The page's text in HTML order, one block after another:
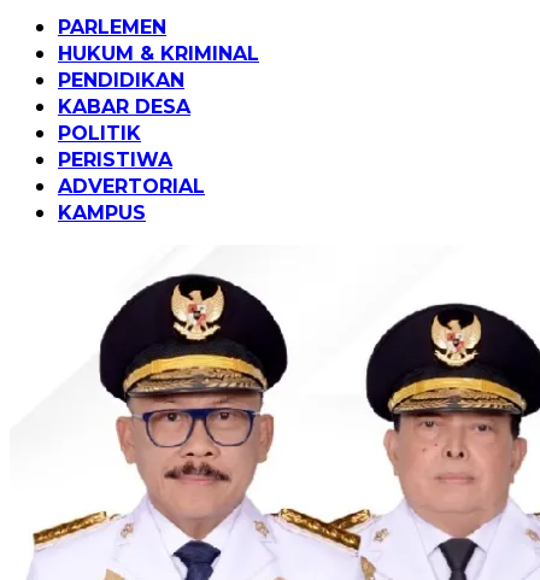
PARLEMEN
HUKUM & KRIMINAL
PENDIDIKAN
KABAR DESA
POLITIK
PERISTIWA
ADVERTORIAL
KAMPUS